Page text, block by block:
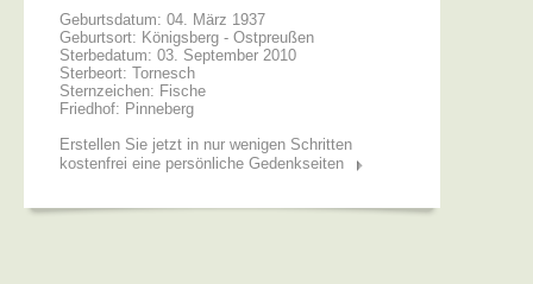
Geburtsdatum: 04. März 1937
Geburtsort: Königsberg - Ostpreußen
Sterbedatum: 03. September 2010
Sterbeort: Tornesch
Sternzeichen: Fische
Friedhof: Pinneberg
Erstellen Sie jetzt in nur wenigen Schritten
kostenfrei eine persönliche Gedenkseiten